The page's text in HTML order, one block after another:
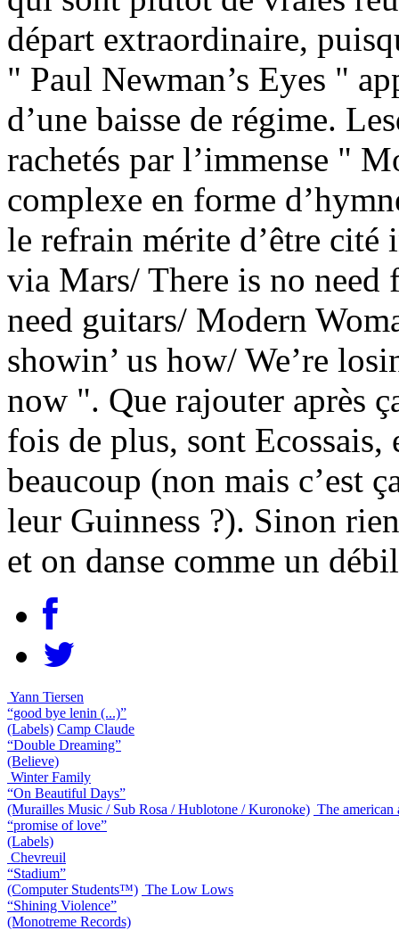
départ extraordinaire,
" Paul Newman’s Eyes "
d’une baisse de régime.
rachetés par l’immense "
complexe en forme
le refrain mérite d’être cité
via Mars/ There is no need
need guitars/ Modern
showin’ us how/ We’re
now ". Que rajouter après
fois de plus, sont Ecossais,
beaucoup (non mais c’est
leur Guinness ?). Sinon
et on danse comme un
Yann Tiersen
“good bye lenin (...)”
(Labels) Camp Claude
“Double Dreaming”
(Believe)
Winter Family
“On Beautiful Days”
(Murailles Music / Sub Rosa / Hublotone / Kuronoke) The american
“promise of love”
(Labels)
Chevreuil
“Stadium”
(Computer Students™) The Low Lows
“Shining Violence”
(Monotreme Records)